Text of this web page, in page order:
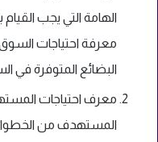
الهامة التي يجب
معرفة احتياجات
البضائع المتوفرة في
معرف احتياجات
المستهدف من